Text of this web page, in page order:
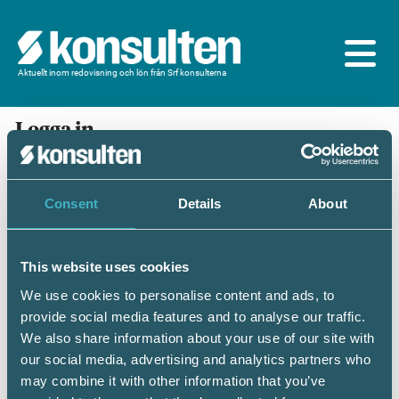
Consent Details About
This website uses cookies
We use cookies to personalise content and ads, to
provide social media features and to analyse our traffic.
We also share information about your use of our site with
our social media, advertising and analytics partners who
may combine it with other information that you’ve
Aktuellt inom redovisning och lön från Srf konsulterna
Logga in
En prenumeration ingår för dig som är
medlem/ansluten till Srf konsulterna. Du loggar in
med BankID eller samma lösenord som du har på
Mobilt BankID
Personnummer(ÅÅÅÅMMDDNNNN)